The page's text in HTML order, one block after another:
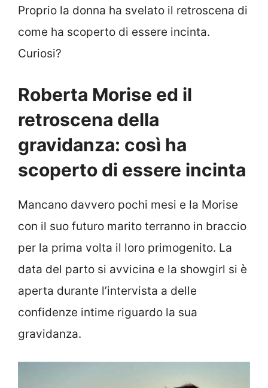
Proprio la donna ha svelato il retroscena di
come ha scoperto di essere incinta.
Curiosi?
Roberta Morise ed il
retroscena della
gravidanza: così ha
scoperto di essere incinta
Mancano davvero pochi mesi e la Morise
con il suo futuro marito terranno in braccio
per la prima volta il loro primogenito. La
data del parto si avvicina e la showgirl si è
aperta durante l’intervista a delle
confidenze intime riguardo la sua
gravidanza.